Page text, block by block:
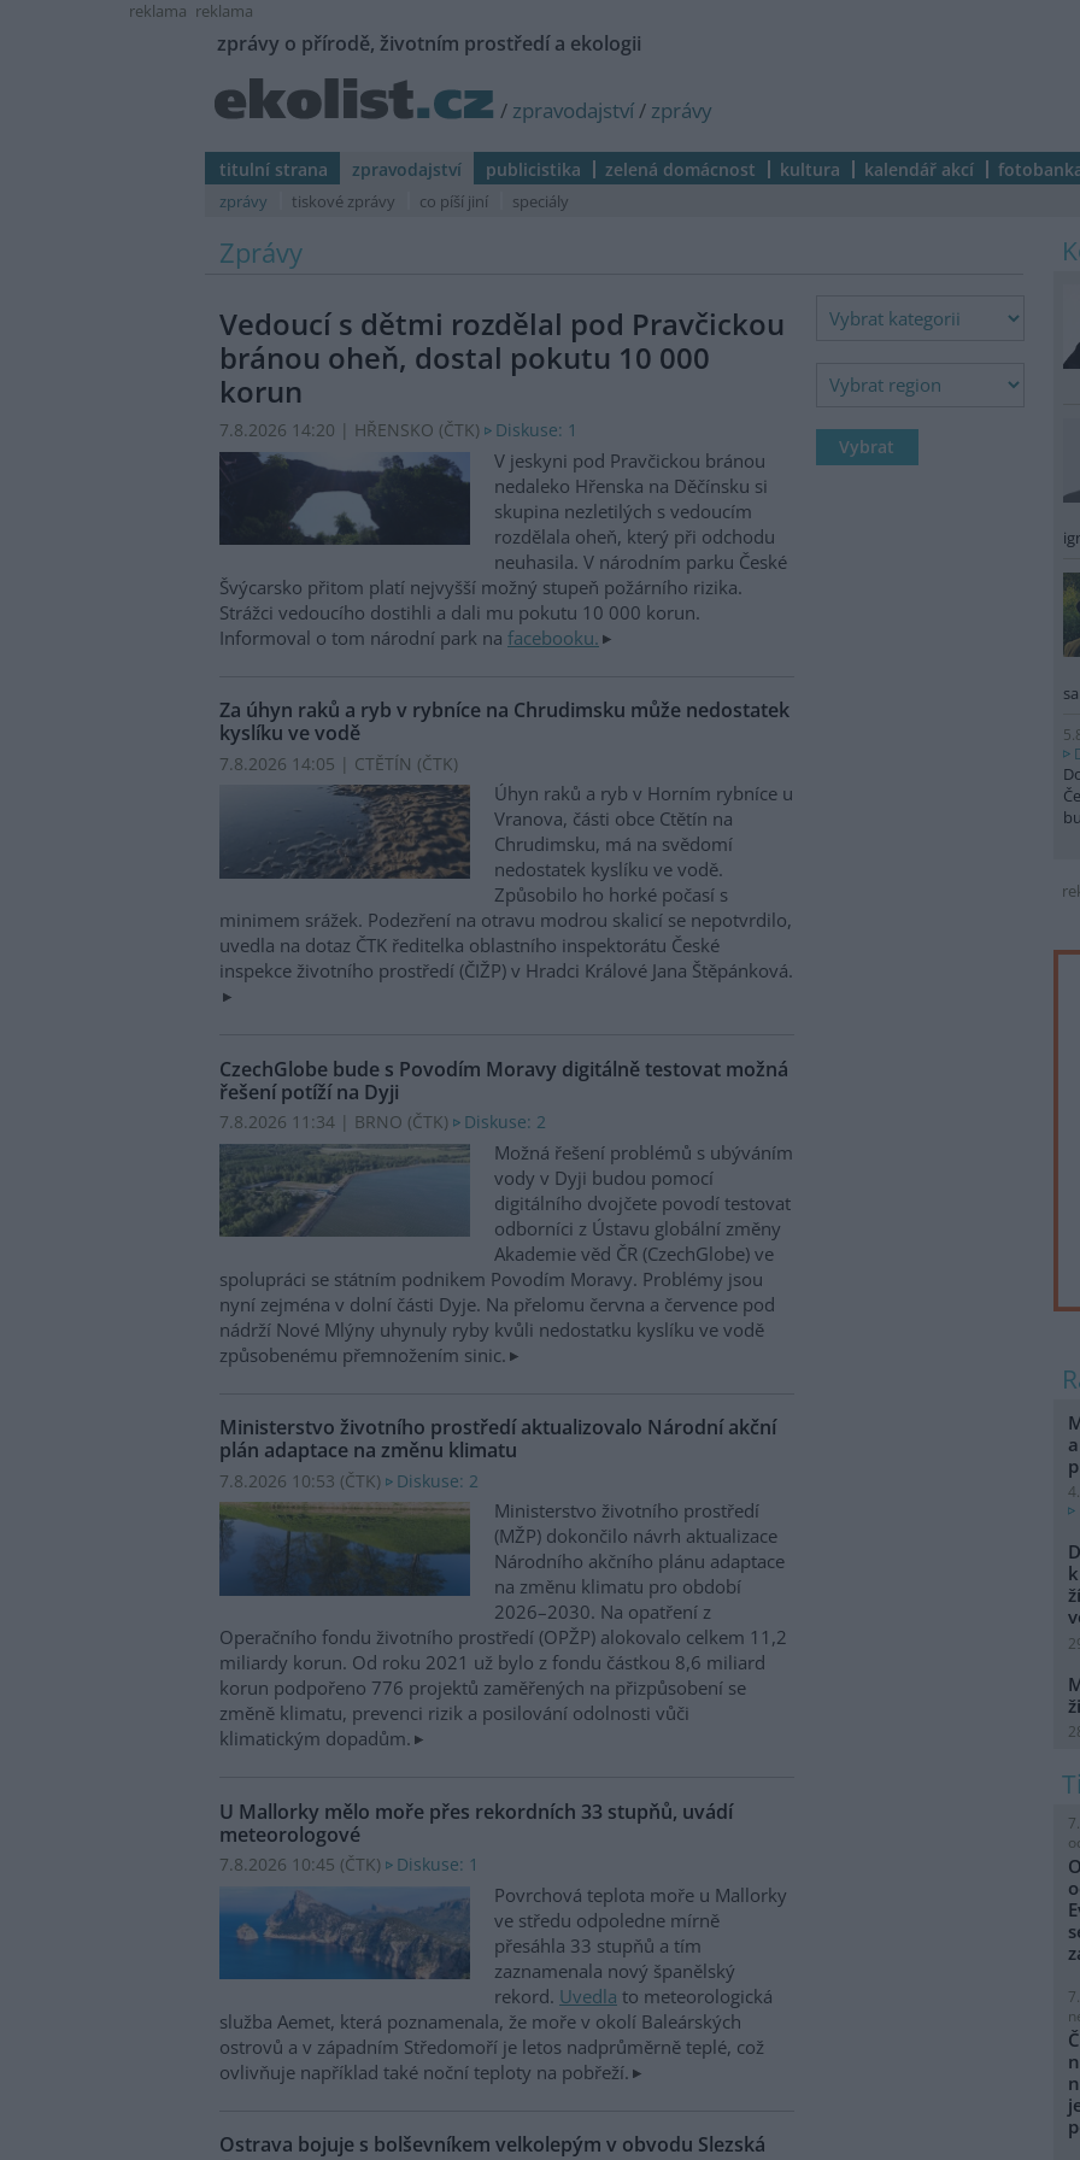
reklama reklama
zprávy o přírodě, životním prostředí a ekologii
/ zpravodajství/ zprávy
titulní strana zpravodajství publicistika zelená domácnost kultura kalendář akcí
zprávy tiskové zprávy co píší jiní speciály
Zprávy
Vedoucí s dětmi rozdělal pod Pravčickou
bránou oheň, dostal pokutu 10 000
korun
7.8.2026 14:20 | HŘENSKO (ČTK) Diskuse: 1
V jeskyni pod Pravčickou bránou
nedaleko Hřenska na Děčínsku si
skupina nezletilých s vedoucím
rozdělala oheň, který při odchodu
neuhasila. V národním parku České
Švýcarsko přitom platí nejvyšší možný stupeň požárního rizika.
Strážci vedoucího dostihli a dali mu pokutu 10 000 korun.
Informoval o tom národní park na facebooku.
Za úhyn raků a ryb v rybníce na Chrudimsku může nedostatek
kyslíku ve vodě
7.8.2026 14:05 | CTĚTÍN (ČTK)
Úhyn raků a ryb v Horním rybníce u
Vranova, části obce Ctětín na
Chrudimsku, má na svědomí
nedostatek kyslíku ve vodě.
Způsobilo ho horké počasí s
minimem srážek. Podezření na otravu modrou skalicí se nepotvrdilo,
uvedla na dotaz ČTK ředitelka oblastního inspektorátu České
inspekce životního prostředí (ČIŽP) v Hradci Králové Jana Štěpánková.
CzechGlobe bude s Povodím Moravy digitálně testovat možná
řešení potíží na Dyji
7.8.2026 11:34 | BRNO (ČTK) Diskuse: 2
Možná řešení problémů s ubýváním
vody v Dyji budou pomocí
digitálního dvojčete povodí testovat
odborníci z Ústavu globální změny
Akademie věd ČR (CzechGlobe) ve
spolupráci se státním podnikem Povodím Moravy. Problémy jsou
nyní zejména v dolní části Dyje. Na přelomu června a července pod
nádrží Nové Mlýny uhynuly ryby kvůli nedostatku kyslíku ve vodě
způsobenému přemnožením sinic.
Ministerstvo životního prostředí aktualizovalo Národní akční
plán adaptace na změnu klimatu
7.8.2026 10:53 (ČTK) Diskuse: 2
Ministerstvo životního prostředí
(MŽP) dokončilo návrh aktualizace
Národního akčního plánu adaptace
na změnu klimatu pro období
2026–2030. Na opatření z
Operačního fondu životního prostředí (OPŽP) alokovalo celkem 11,2
miliardy korun. Od roku 2021 už bylo z fondu částkou 8,6 miliard
korun podpořeno 776 projektů zaměřených na přizpůsobení se
změně klimatu, prevenci rizik a posilování odolnosti vůči
klimatickým dopadům.
U Mallorky mělo moře přes rekordních 33 stupňů, uvádí
meteorologové
7.8.2026 10:45 (ČTK) Diskuse: 1
Povrchová teplota moře u Mallorky
ve středu odpoledne mírně
přesáhla 33 stupňů a tím
zaznamenala nový španělský
rekord. Uvedla to meteorologická
služba Aemet, která poznamenala, že moře v okolí Baleárských
ostrovů a v západním Středomoří je letos nadprůměrně teplé, což
ovlivňuje například také noční teploty na pobřeží.
Ostrava bojuje s bolševníkem velkolepým v obvodu Slezská